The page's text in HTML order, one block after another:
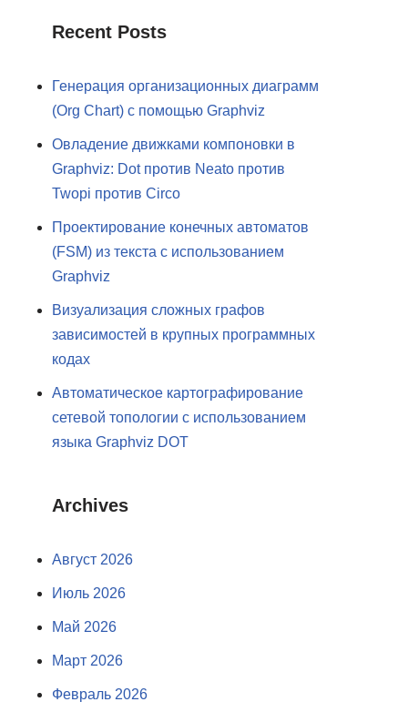
Recent Posts
Генерация организационных диаграмм
(Org Chart) с помощью Graphviz
Овладение движками компоновки в
Graphviz: Dot против Neato против
Twopi против Circo
Проектирование конечных автоматов
(FSM) из текста с использованием
Graphviz
Визуализация сложных графов
зависимостей в крупных программных
кодах
Автоматическое картографирование
сетевой топологии с использованием
языка Graphviz DOT
Archives
Август 2026
Июль 2026
Май 2026
Март 2026
Февраль 2026